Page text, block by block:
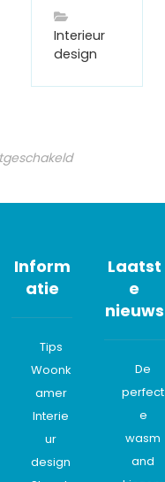
Interieur
design
Inform
atie
Tips
Woonk
amer
Interie
ur
design
Laatst
e
nieuws
De
perfect
e
wasm
and